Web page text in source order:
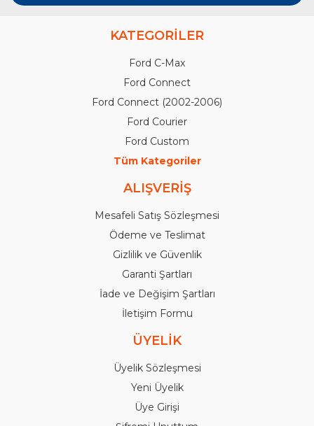
KATEGORİLER
Ford C-Max
Ford Connect
Ford Connect (2002-2006)
Ford Courier
Ford Custom
Tüm Kategoriler
ALIŞVERİŞ
Mesafeli Satış Sözleşmesi
Ödeme ve Teslimat
Gizlilik ve Güvenlik
Garanti Şartları
İade ve Değişim Şartları
İletişim Formu
ÜYELİK
Üyelik Sözleşmesi
Yeni Üyelik
Üye Girişi